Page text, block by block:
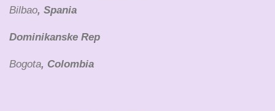
Bilbao, Spania
Dominikanske Rep
Bogota, Colombia